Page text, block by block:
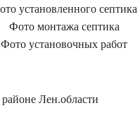
Лен.области